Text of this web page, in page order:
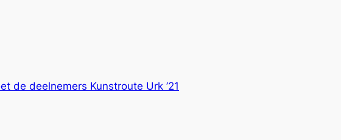
de deelnemers Kunstroute Urk ’21